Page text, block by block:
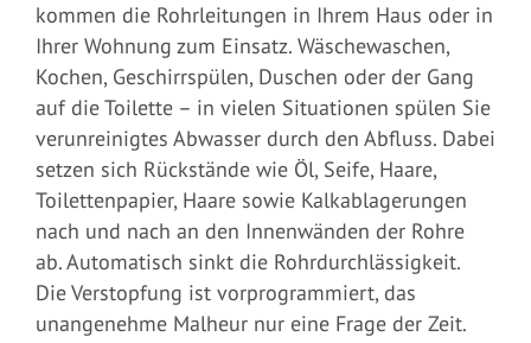
kommen die Rohrleitungen in Ihrem Haus oder in
Ihrer Wohnung zum Einsatz. Wäschewaschen,
Kochen, Geschirrspülen, Duschen oder der Gang
auf die Toilette – in vielen Situationen spülen Sie
verunreinigtes Abwasser durch den Abfluss. Dabei
setzen sich Rückstände wie Öl, Seife, Haare,
Toilettenpapier, Haare sowie Kalkablagerungen
nach und nach an den Innenwänden der Rohre
ab. Automatisch sinkt die Rohrdurchlässigkeit.
Die Verstopfung ist vorprogrammiert, das
unangenehme Malheur nur eine Frage der Zeit.